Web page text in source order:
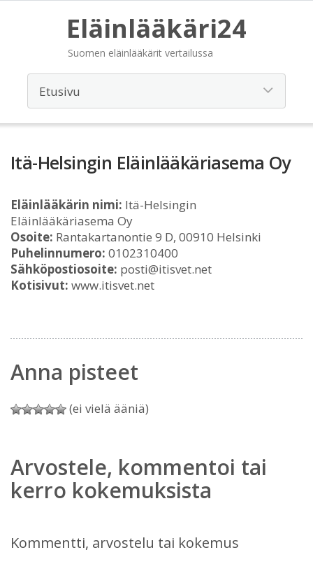
Eläinlääkäri24
Suomen eläinlääkärit vertailussa
Itä-Helsingin Eläinlääkäriasema Oy
Eläinlääkärin nimi: Itä-Helsingin
Eläinlääkäriasema Oy
Osoite: Rantakartanontie 9 D, 00910 Helsinki
Puhelinnumero: 0102310400
Sähköpostiosoite: posti@itisvet.net
Kotisivut: www.itisvet.net
Anna pisteet
(ei vielä ääniä)
Arvostele, kommentoi tai
kerro kokemuksista
Kommentti, arvostelu tai kokemus